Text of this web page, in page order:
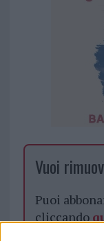
Vuoi
Puoi
cliccando